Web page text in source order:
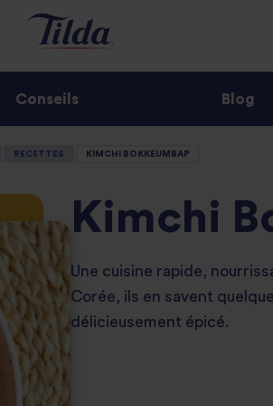
Conseils Blog
RECETTES KIMCHI BOKKEUMBAP
Kimchi
Une cuisine rapide,
Corée, ils en savent
délicieusement épicé.